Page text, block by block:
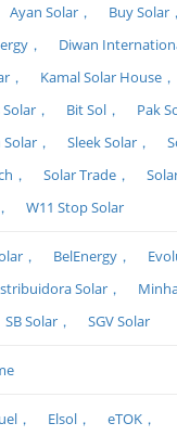
Ayan Solar， Buy Solar，
，
Diwan
，
Kamal Solar House，
，
Bit Sol，
Pak
，
Sleek Solar，
，
Solar Trade，
W11 Stop Solar
， BelEnergy，
Solar，
SB Solar， SGV Solar
， Elsol，
eTOK，